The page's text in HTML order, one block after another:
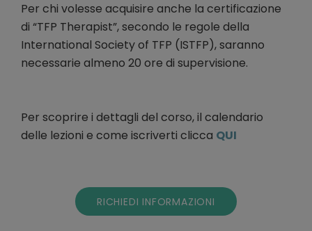
Per chi volesse acquisire anche la certificazione
di “TFP Therapist”, secondo le regole della
International Society of TFP (ISTFP), saranno
necessarie almeno 20 ore di supervisione.
Per scoprire i dettagli del corso, il calendario
delle lezioni e come iscriverti clicca QUI
RICHIEDI INFORMAZIONI